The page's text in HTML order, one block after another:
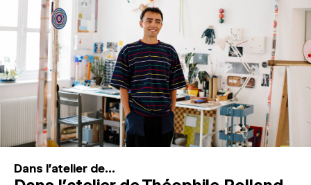
ESPACES DE PRATIQUE ARTISTIQUE
Recherche
Connexion
↓
Dans l'atelier de...